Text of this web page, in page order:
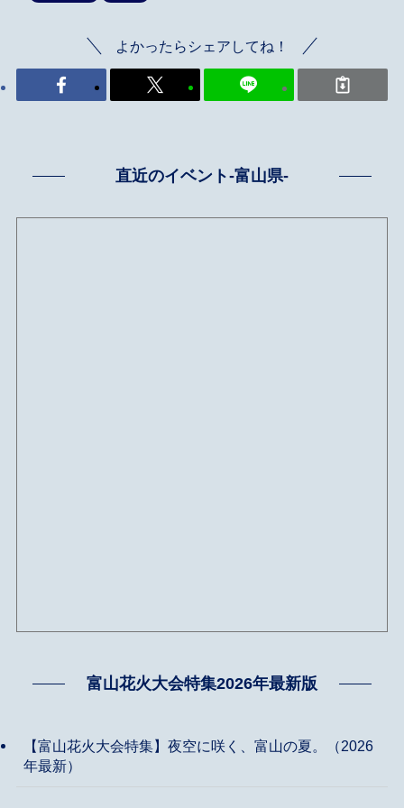
よかったらシェアしてね！
直近のイベント-富山県-
富山花火大会特集2026年最新版
【富山花火大会特集】夜空に咲く、富山の夏。（2026
年最新）